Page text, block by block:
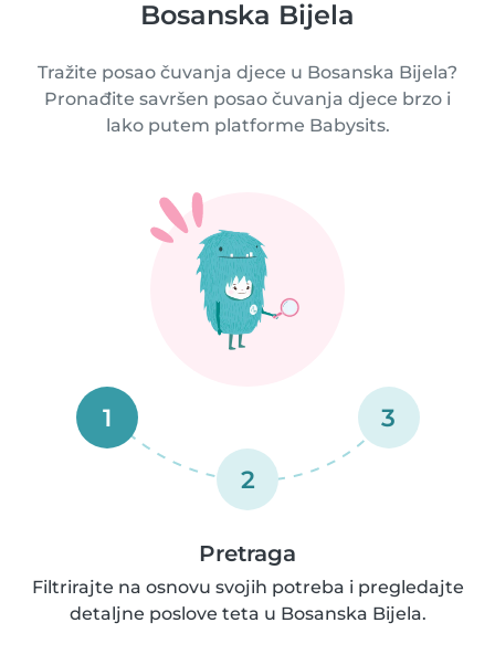
Bosanska Bijela
Tražite posao čuvanja djece u Bosanska Bijela?
Pronađite savršen posao čuvanja djece brzo i
lako putem platforme Babysits.
1
2
3
Pretraga
Filtrirajte na osnovu svojih potreba i pregledajte
detaljne poslove teta u Bosanska Bijela.